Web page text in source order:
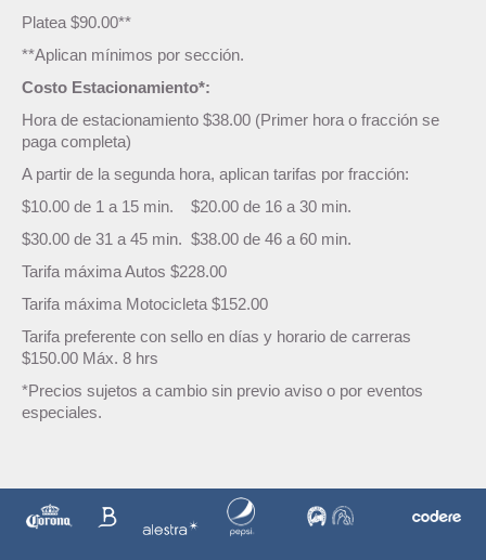
Platea $90.00**
**Aplican mínimos por sección.
Costo Estacionamiento*:
Hora de estacionamiento $38.00 (Primer hora o fracción se
paga completa)
A partir de la segunda hora, aplican tarifas por fracción:
$10.00 de 1 a 15 min. $20.00 de 16 a 30 min.
$30.00 de 31 a 45 min. $38.00 de 46 a 60 min.
Tarifa máxima Autos $228.00
Tarifa máxima Motocicleta $152.00
Tarifa preferente con sello en días y horario de carreras
$150.00 Máx. 8 hrs
*Precios sujetos a cambio sin previo aviso o por eventos
especiales.